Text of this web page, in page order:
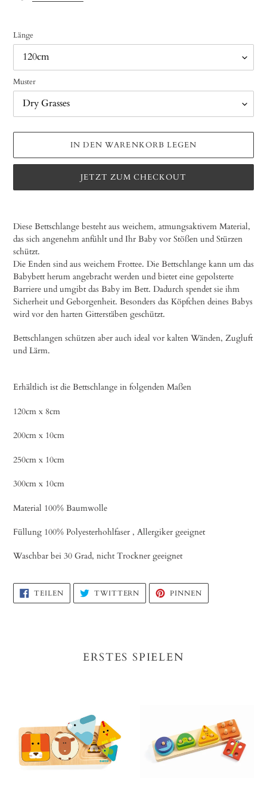
E
L
T
E
O
U
T
Länge
Muster
IN DEN WARENKORB LEGEN
JETZT ZUM CHECKOUT
zum
Warenkorb
hinzugefügt
Diese Bettschlange besteht aus weichem, atmungsaktivem Material,
das sich angenehm anfühlt und Ihr Baby vor Stößen und Stürzen
schützt.
Die Enden sind aus weichem Frottee. Die Bettschlange kann um das
Babybett herum angebracht werden und bietet eine gepolsterte
Barriere und umgibt das Baby im Bett. Dadurch spendet sie ihm
Sicherheit und Geborgenheit. Besonders das Köpfchen deines Babys
wird vor den harten Gitterstäben geschützt.
Bettschlangen schützen aber auch ideal vor kalten Wänden, Zugluft
und Lärm.
Erhältlich ist die Bettschlange in folgenden Maßen
120cm x 8cm
200cm x 10cm
250cm x 10cm
300cm x 10cm
Material 100% Baumwolle
Füllung 100% Polyesterhohlfaser , Allergiker geeignet
Waschbar bei 30 Grad, nicht Trockner geeignet
TEILENAUF
FACEBOOK
TEILEN
TWITTERN AUF
TWITTER
TWITTERN
PINNEN
PINNEN
ERSTES SPIELEN